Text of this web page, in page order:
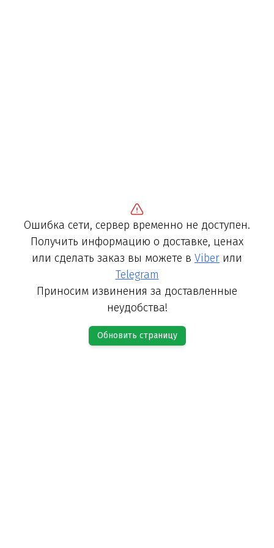
Ошибка сети, сервер временно не доступен.
Получить информацию о доставке, ценах
или сделать заказ вы можете в Viber или
Telegram
Приносим извинения за доставленные
неудобства!
Обновить страницу